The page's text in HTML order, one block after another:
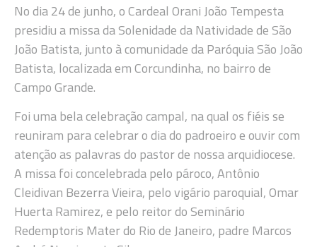
No dia 24 de junho, o Cardeal Orani João Tempesta
presidiu a missa da Solenidade da Natividade de São
João Batista, junto à comunidade da Paróquia São João
Batista, localizada em Corcundinha, no bairro de
Campo Grande.
Foi uma bela celebração campal, na qual os fiéis se
reuniram para celebrar o dia do padroeiro e ouvir com
atenção as palavras do pastor de nossa arquidiocese.
A missa foi concelebrada pelo pároco, Antônio
Cleidivan Bezerra Vieira, pelo vigário paroquial, Omar
Huerta Ramirez, e pelo reitor do Seminário
Redemptoris Mater do Rio de Janeiro, padre Marcos